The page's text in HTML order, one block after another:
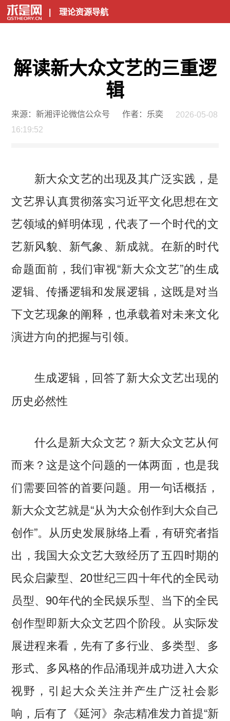
| 理论资源导航
解读新大众文艺的三重逻
辑
来源：新湘评论微信公众号 作者：乐奕
2026-05-08
16:19:52
新大众文艺的出现及其广泛实践，是
文艺界认真贯彻落实习近平文化思想在文
艺领域的鲜明体现，代表了一个时代的文
艺新风貌、新气象、新成就。在新的时代
命题面前，我们审视“新大众文艺”的生成
逻辑、传播逻辑和发展逻辑，这既是对当
下文艺现象的阐释，也承载着对未来文化
演进方向的把握与引领。
生成逻辑，回答了新大众文艺出现的
历史必然性
什么是新大众文艺？新大众文艺从何
而来？这是这个问题的一体两面，也是我
们需要回答的首要问题。用一句话概括，
新大众文艺就是“从为大众创作到大众自己
创作”。从历史发展脉络上看，有研究者指
出，我国大众文艺大致经历了五四时期的
民众启蒙型、20世纪三四十年代的全民动
员型、90年代的全民娱乐型、当下的全民
创作型即新大众文艺四个阶段。从实际发
展进程来看，先有了多行业、多类型、多
形式、多风格的作品涌现并成功进入大众
视野，引起大众关注并产生广泛社会影
响，后有了《延河》杂志精准发力首提“新